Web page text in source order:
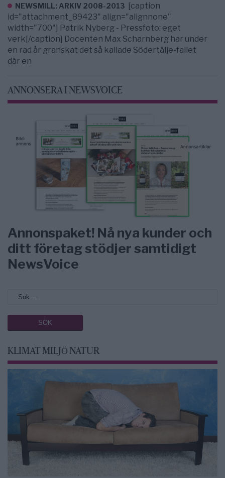
NEWSMILL: ARKIV 2008-2013 [caption
id="attachment_89423" align="alignnone"
width="700"] Patrik Nyberg - Pressfoto: eget
verk[/caption] Docenten Max Scharnberg har under
en rad år granskat det så kallade Södertälje-fallet
där en
ANNONSERA I NEWSVOICE
Annonspaket! Nå nya kunder och
ditt företag stödjer samtidigt
NewsVoice
KLIMAT MILJÖ NATUR